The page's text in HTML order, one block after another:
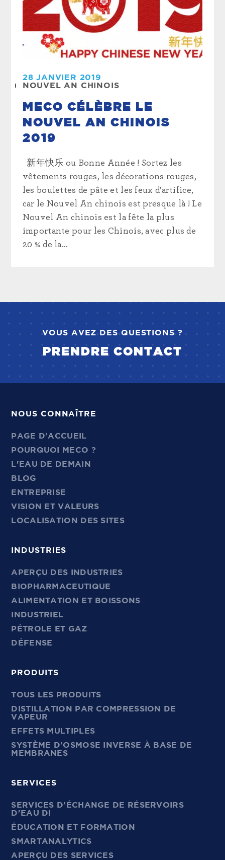
28 JANVIER 2019
NOUVEL AN CHINOIS
MECO CÉLÈBRE LE
NOUVEL AN CHINOIS
2019
新年快乐 ou Bonne Année ! Sortez les
vêtements rouges, les décorations rouges,
les boulettes de pâte et les feux d'artifice,
car le Nouvel An chinois est presque là ! Le
Nouvel An chinois est la fête la plus
importante pour les Chinois, avec plus de
20 % de la...
VOUS AVEZ DES QUESTIONS ?
PRENDRE CONTACT
NOUS CONNAÎTRE
PAGE D'ACCUEIL
POURQUOI MECO ?
L'EAU DE DEMAIN
BLOG
ENTREPRISE
VISION ET VALEURS
LOCALISATION DES SITES
INDUSTRIES
APERÇU DES INDUSTRIES
BIOPHARMACEUTIQUE
ALIMENTATION ET BOISSONS
INDUSTRIEL
PÉTROLE ET GAZ
DÉFENSE
PRODUITS
TOUS LES PRODUITS
DISTILLATION PAR COMPRESSION DE
VAPEUR
EFFETS MULTIPLES
SYSTÈME D'OSMOSE INVERSE À BASE DE
MEMBRANES
SERVICES
SERVICES D'ÉCHANGE DE RÉSERVOIRS
D'EAU DI
ÉDUCATION ET FORMATION
SMARTANALYTICS
APERÇU DES SERVICES